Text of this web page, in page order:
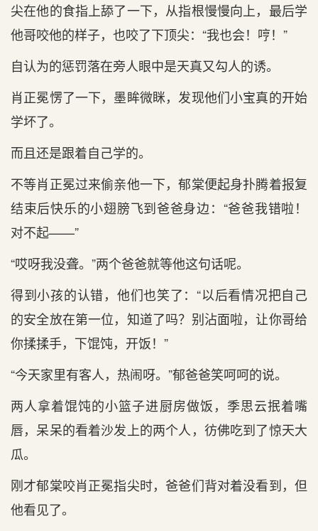
尖在他的食指上舔了一下，从指根慢慢向上，最后学
他哥咬他的样子，也咬了下顶尖：“我也会！哼！”
自认为的惩罚落在旁人眼中是天真又勾人的诱。
肖正冕愣了一下，墨眸微眯，发现他们小宝真的开始
学坏了。
而且还是跟着自己学的。
不等肖正冕过来偷亲他一下，郁棠便起身扑腾着报复
结束后快乐的小翅膀飞到爸爸身边：“爸爸我错啦！
对不起——”
“哎呀我没聋。”两个爸爸就等他这句话呢。
得到小孩的认错，他们也笑了：“以后看情况把自己
的安全放在第一位，知道了吗？别沾面啦，让你哥给
你揉揉手，下馄饨，开饭！”
“今天家里有客人，热闹呀。”郁爸爸笑呵呵的说。
两人拿着馄饨的小篮子进厨房做饭，季思云抿着嘴
唇，呆呆的看着沙发上的两个人，彷佛吃到了惊天大
瓜。
刚才郁棠咬肖正冕指尖时，爸爸们背对着没看到，但
他看见了。